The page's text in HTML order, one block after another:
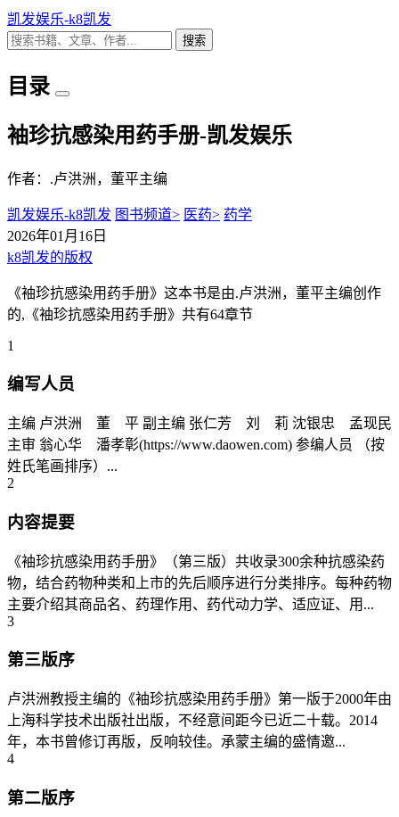
凯发娱乐-k8凯发
搜索
目录
袖珍抗感染用药手册-凯发娱乐
作者：.卢洪洲，董平主编
凯发娱乐-k8凯发 图书频道> 医药> 药学
2026年01月16日
k8凯发的版权
《袖珍抗感染用药手册》这本书是由.卢洪洲，董平主编创作
的,《袖珍抗感染用药手册》共有64章节
1
编写人员
主编 卢洪洲 董 平 副主编 张仁芳 刘 莉 沈银忠 孟现民
主审 翁心华 潘孝彰(https://www.daowen.com) 参编人员 （按
姓氏笔画排序）...
2
内容提要
《袖珍抗感染用药手册》（第三版）共收录300余种抗感染药
物，结合药物种类和上市的先后顺序进行分类排序。每种药物
主要介绍其商品名、药理作用、药代动力学、适应证、用...
3
第三版序
卢洪洲教授主编的《袖珍抗感染用药手册》第一版于2000年由
上海科学技术出版社出版，不经意间距今已近二十载。2014
年，本书曾修订再版，反响较佳。承蒙主编的盛情邀...
4
第二版序